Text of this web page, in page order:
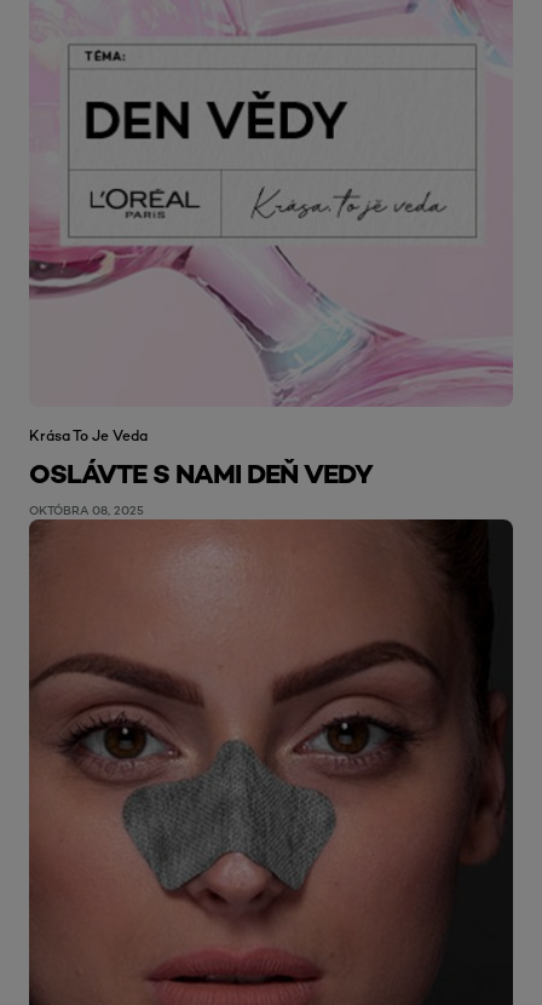
Krása To Je Veda
OSLÁVTE S NAMI DEŇ VEDY
OKTÓBRA 08, 2025